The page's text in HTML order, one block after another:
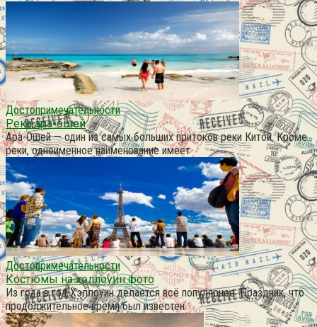
Достопримечательности
Река ара-ошей
Ара-Ошей — один из самых больших притоков реки Китой. Кроме
реки, одноименное наименование имеет
Достопримечательности
Костюмы на хэллоуин фото
Из года в год Хэллоуин делается всё популярнее. Праздник, что
продолжительное время был известен